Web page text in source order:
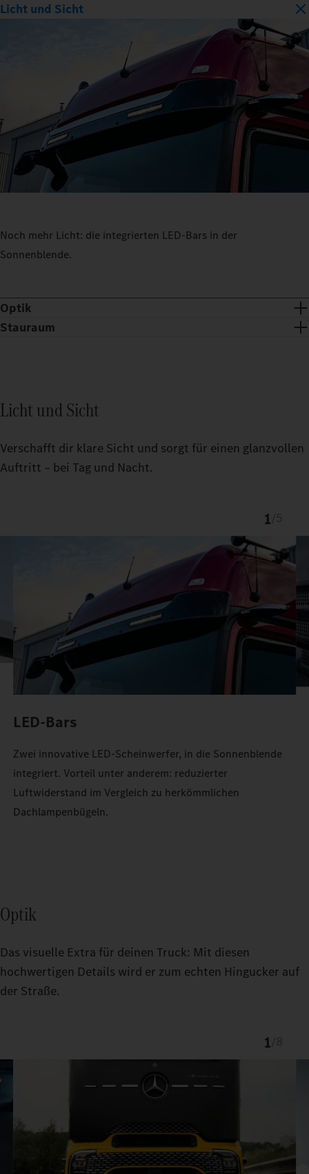
Licht und Sicht
Noch mehr Licht: die integrierten LED-Bars in der
Sonnenblende.
Optik
Chromspange und -dots verleihen der ProCabin Front eine
Stauraum
Der passgenaue TruckLocker schafft mehr Ordnung und
Licht und Sicht
Verschafft dir klare Sicht und sorgt für einen glanzvollen
Auftritt – bei Tag und Nacht.
1
LED-Bars
Zwei innovative LED-Scheinwerfer, in die Sonnenblende
integriert. Vorteil unter anderem: reduzierter
Luftwiderstand im Vergleich zu herkömmlichen
Dachlampenbügeln.
Optik
Das visuelle Extra für deinen Truck: Mit diesen
hochwertigen Details wird er zum echten Hingucker auf
der Straße.
1